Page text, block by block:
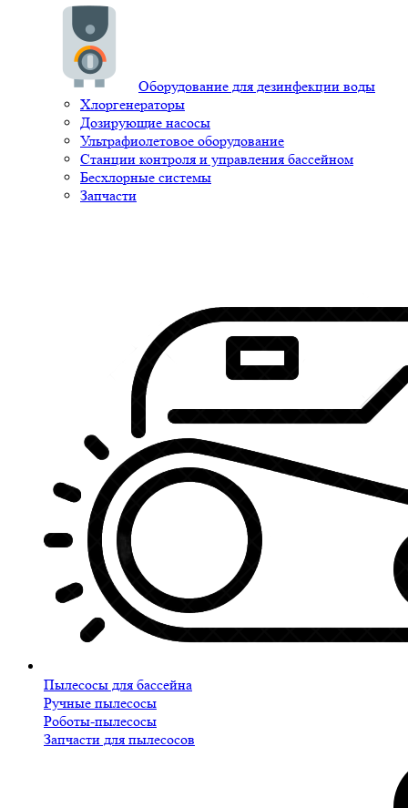
Оборудование для дезинфекции воды
Хлоргенераторы
Дозирующие насосы
Ультрафиолетовое оборудование
Станции контроля и управления бассейном
Бесхлорные системы
Запчасти
Пылесосы для бассейна
Ручные пылесосы
Роботы-пылесосы
Запчасти для пылесосов